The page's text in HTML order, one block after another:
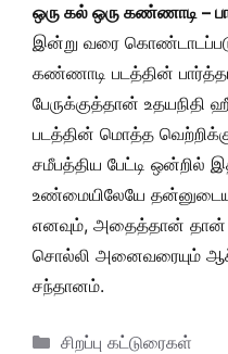
ஒரு கல் ஒரு கண்ணாடி –
இன்று வரை
கண்ணாடி படத்தின்
பேருக்குத்தான் உதயநிதி
படத்தின் மொத்த
சமீபத்திய பேட்டி ஒன்றில்
உண்மையிலேயே தன்னுடைய
எனவும், அதைத்தான் தான்
சொல்லி அனைவரையும்
சந்தானம்.
Categories
சிறப்பு கட்டுரைகள்